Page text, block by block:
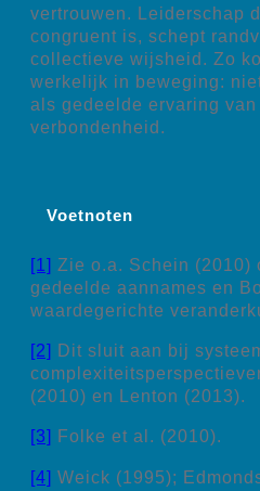
vertrouwen. Leiderschap
congruent is, schept
collectieve wijsheid. Zo
werkelijk in beweging:
als gedeelde ervaring
verbondenheid.
Voetnoten
[1] Zie o.a. Schein (2010)
gedeelde aannames en
waardegerichte
[2] Dit sluit aan bij
(2010) en Lenton (2013).
[3] Folke et al. (2010).
[4] Weick (1995);